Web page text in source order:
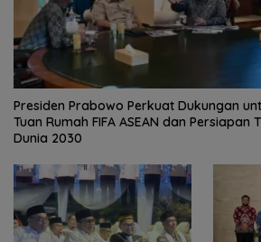
Presiden Prabowo Perkuat Dukungan
Tuan Rumah FIFA ASEAN dan Persiapan
Dunia 2030